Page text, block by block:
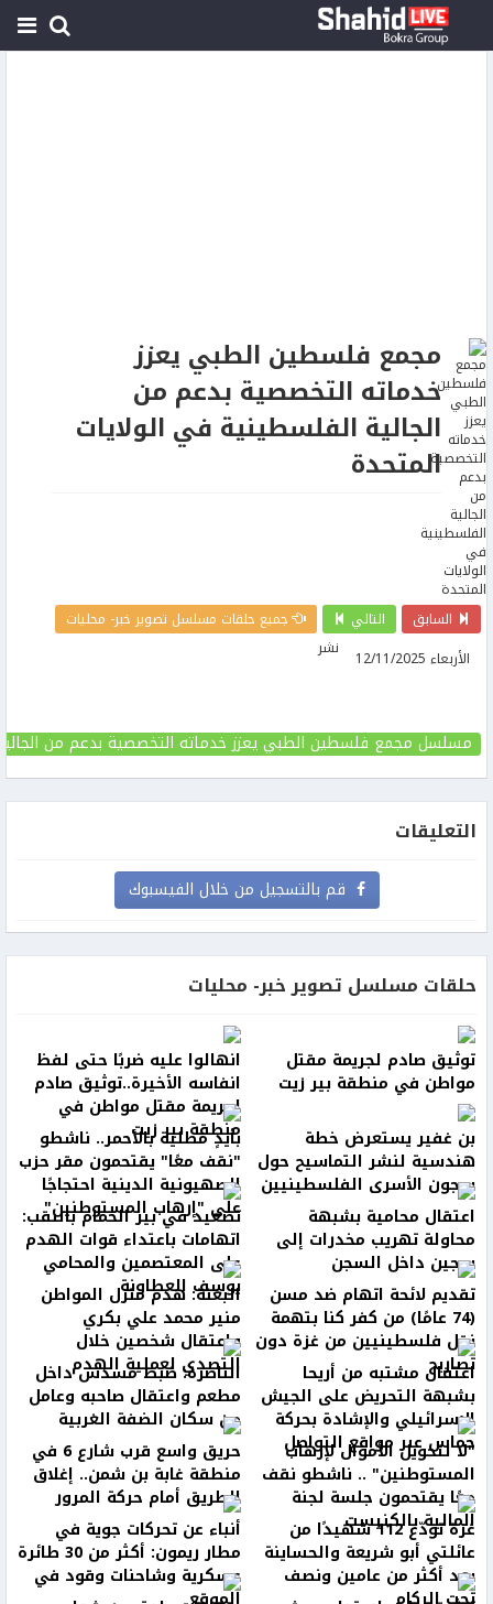
مجمع فلسطين الطبي يعزز
خدماته التخصصية بدعم من
الجالية الفلسطينية في الولايات
المتحدة
السابق التالي
جميع حلقات مسلسل تصوير خبر- محليات
نشر
الأربعاء 12/11/2025
مسلسل مجمع فلسطين الطبي يعزز خدماته التخصصية بدعم من
التعليقات
قم بالتسجيل من خلال الفيسبوك
حلقات مسلسل تصوير خبر- محليات
توثيق صادم لجريمة مقتل
مواطن في منطقة بير زيت
انهالوا عليه ضربًا حتى لفظ
انفاسه الأخيرة..توثيق صادم
لجريمة مقتل مواطن في
منطقة بير زيت بن غفير يستعرض خطة
هندسية لنشر التماسيح حول
سجون الأسرى الفلسطينيين
بأيدٍ مطلية بالأحمر.. ناشطو
"نقف معًا" يقتحمون مقر حزب
الصهيونية الدينية احتجاجًا
على "إرهاب المستوطنين" اعتقال محامية بشبهة
محاولة تهريب مخدرات إلى
سجين داخل السجن
تصعيد في بير الحمام بالنقب:
اتهامات باعتداء قوات الهدم
على المعتصمين والمحامي
يوسف العطاونة تقديم لائحة اتهام ضد مسن
(74 عامًا) من كفر كنا بتهمة
نقل فلسطينيين من غزة دون
تصاريح
البعنة: هدم منزل المواطن
منير محمد علي بكري
واعتقال شخصين خلال
التصدي لعملية الهدم اعتقال مشتبه من أريحا
بشبهة التحريض على الجيش
الإسرائيلي والإشادة بحركة
حماس عبر مواقع التواصل
الناصرة: ضبط مسدس داخل
مطعم واعتقال صاحبه وعامل
من سكان الضفة الغربية
"لا لتحويل الأموال لإرهاب
المستوطنين" .. ناشطو نقف
معًا يقتحمون جلسة لجنة
المالية بالكنيست
حريق واسع قرب شارع 6 في
منطقة غابة بن شمن.. إغلاق
الطريق أمام حركة المرور
غزة تودّع 112 شهيدًا من
عائلتي أبو شريعة والحساينة
بعد أكثر من عامين ونصف
أنباء عن تحركات جوية في
مطار ريمون: أكثر من 30 طائرة
عسكرية وشاحنات وقود في